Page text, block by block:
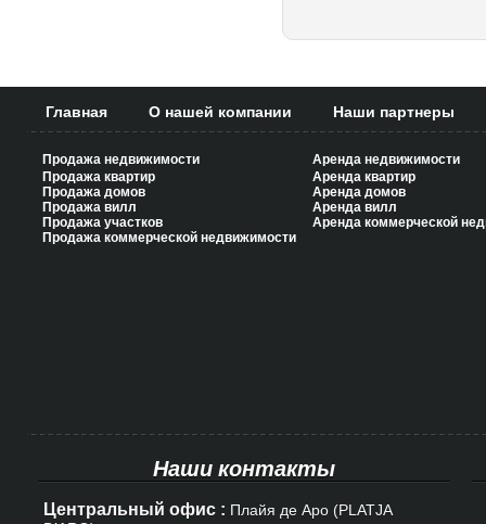
Главная О нашей компании Наши партнеры
Продажа недвижимости
Продажа квартир
Продажа домов
Продажа вилл
Продажа участков
Продажа коммерческой недвижимости
Аренда недвижимости
Аренда квартир
Аренда домов
Аренда вилл
Аренда коммерческой
Наши контакты
Центральный офис : Плайя де Аро (PLATJA